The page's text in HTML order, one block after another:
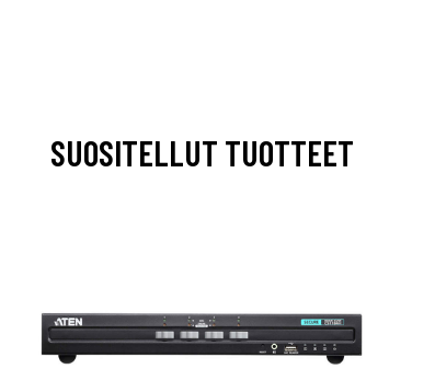
SUOSITELLUT TUOTTEET